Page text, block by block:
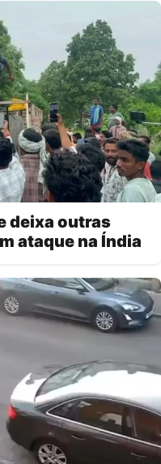
deixa outras
ataque na Índia